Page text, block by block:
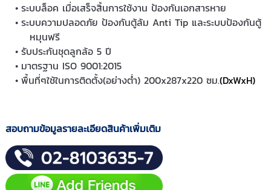
ระบบล็อค เมื่อเสร็จสิ้นการใช้งาน ป้องกันเอกสารหาย
ระบบความปลอดภัย ป้องกันตู้ล้ม Anti Tip และระบบป้องกันตู้
หมุนฟรี
รับประกันชุดลูกล้อ 5 ปี
มาตรฐาน ISO 9001:2015
พื้นที่ๆใช้ในการติดตั้ง(อย่างต่ำ) 200x287x220 ซม.(DxWxH)
สอบถามข้อมูลรายละเอียดสินค้าเพิ่มเติม